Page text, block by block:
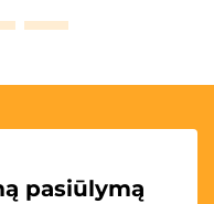
pasiūlymą